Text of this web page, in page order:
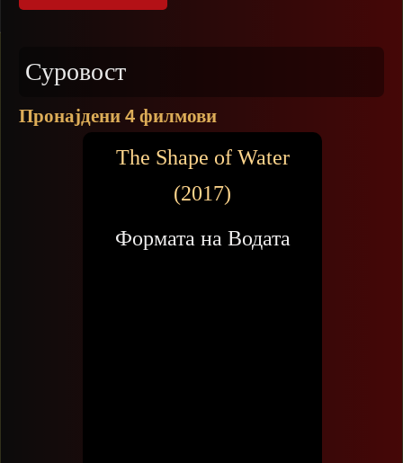
Суровост
Пронајдени 4 филмови
The Shape of Water
(2017)
Формата на Водата